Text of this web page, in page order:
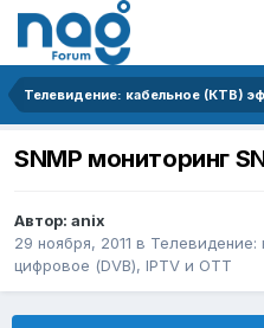
SNMP мониторинг
Автор: anix
29 ноября, 2011 в Телевидение:
цифровое (DVB), IPTV и OTT